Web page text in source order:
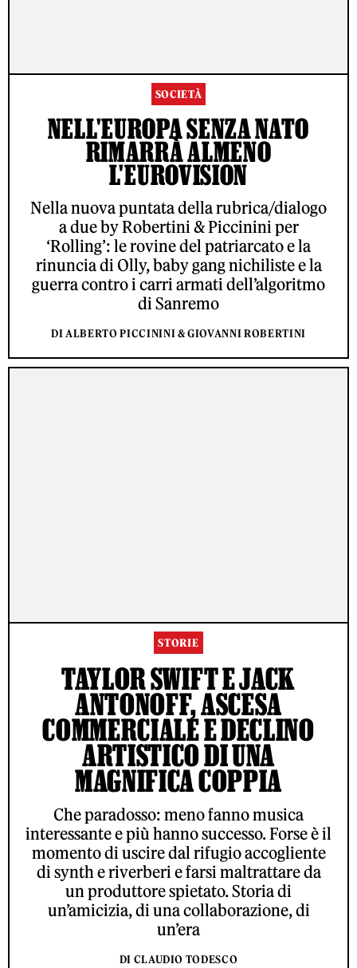
SOCIETÀ
NELL'EUROPA SENZA NATO
RIMARRÀ ALMENO
L'EUROVISION
Nella nuova puntata della rubrica/dialogo
a due by Robertini & Piccinini per
‘Rolling’: le rovine del patriarcato e la
rinuncia di Olly, baby gang nichiliste e la
guerra contro i carri armati dell’algoritmo
di Sanremo
DI ALBERTO PICCININI & GIOVANNI ROBERTINI
STORIE
TAYLOR SWIFT E JACK
ANTONOFF, ASCESA
COMMERCIALE E DECLINO
ARTISTICO DI UNA
MAGNIFICA COPPIA
Che paradosso: meno fanno musica
interessante e più hanno successo. Forse è il
momento di uscire dal rifugio accogliente
di synth e riverberi e farsi maltrattare da
un produttore spietato. Storia di
un’amicizia, di una collaborazione, di
un’era
DI CLAUDIO TODESCO